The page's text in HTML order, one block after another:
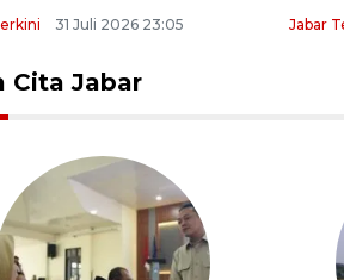
Jabar
Cita Jabar